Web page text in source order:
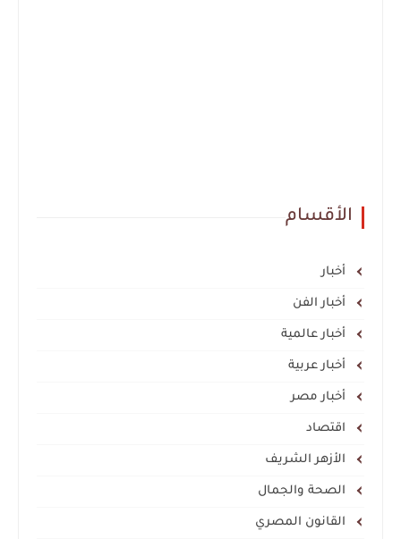
الأقسام
أخبار
أخبار الفن
أخبار عالمية
أخبار عربية
أخبار مصر
اقتصاد
الأزهر الشريف
الصحة والجمال
القانون المصري